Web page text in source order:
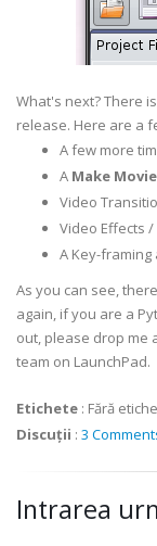
What's next? There
release. Here are a
A few more
A Make Movie
Video
Video Effects /
A Key-
As you can see,
again, if you are a
out, please drop me
team on LaunchPad.
Etichete : Fără
Discuții : 3
Intrarea